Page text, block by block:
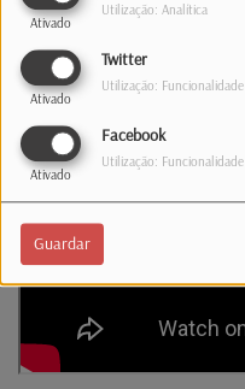
Ativado
Utilização: Analítica
Twitter
Ativado
Utilização: Funcionalidade
Facebook
Ativado
Utilização: Funcionalidade
Guardar
(Confira o novo tema)